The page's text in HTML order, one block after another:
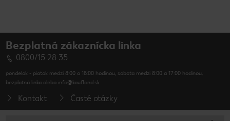
Bezplatná zákaznícka linka
0800/15 28 35
pondelok - piatok medzi 8:00 a 18:00 hodinou, sobota medzi 8:00 a 17:00 hodinou,
bezplatná linka alebo info@kaufland.sk
Kontakt Časté otázky